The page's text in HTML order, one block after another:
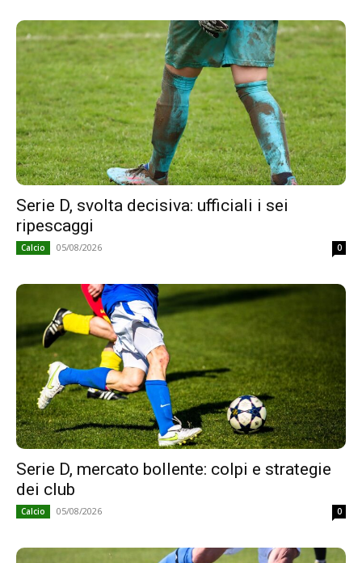
Serie D, svolta decisiva: ufficiali i sei
ripescaggi
Calcio 05/08/2026 0
Serie D, mercato bollente: colpi e strategie
dei club
Calcio 05/08/2026 0